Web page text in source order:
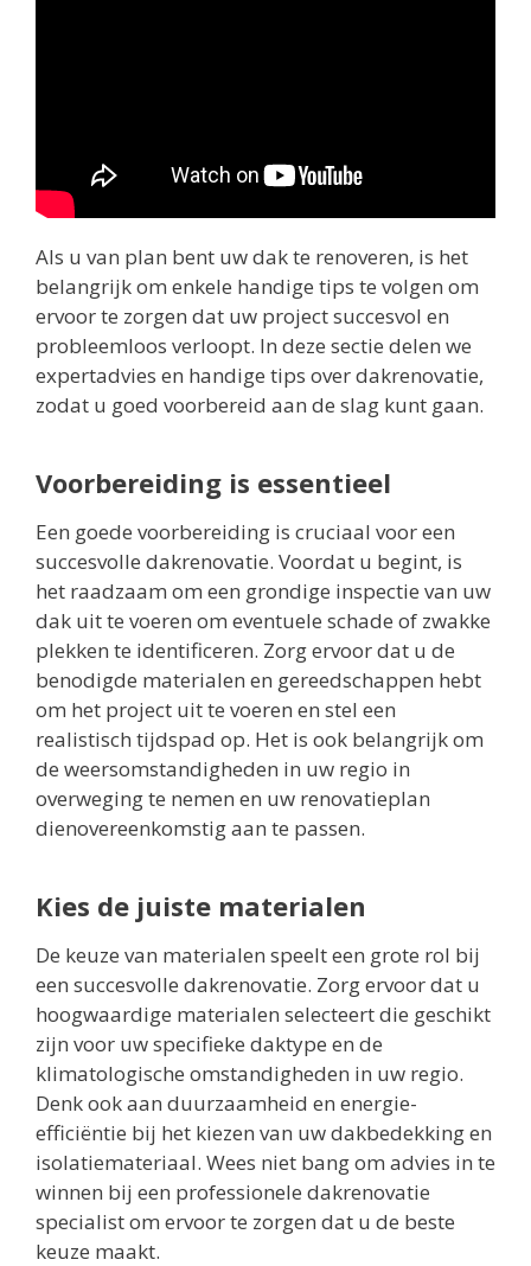
Als u van plan bent uw dak te renoveren, is het
belangrijk om enkele handige tips te volgen om
ervoor te zorgen dat uw project succesvol en
probleemloos verloopt. In deze sectie delen we
expertadvies en handige tips over dakrenovatie,
zodat u goed voorbereid aan de slag kunt gaan.
Voorbereiding is essentieel
Een goede voorbereiding is cruciaal voor een
succesvolle dakrenovatie. Voordat u begint, is
het raadzaam om een grondige inspectie van uw
dak uit te voeren om eventuele schade of zwakke
plekken te identificeren. Zorg ervoor dat u de
benodigde materialen en gereedschappen hebt
om het project uit te voeren en stel een
realistisch tijdspad op. Het is ook belangrijk om
de weersomstandigheden in uw regio in
overweging te nemen en uw renovatieplan
dienovereenkomstig aan te passen.
Kies de juiste materialen
De keuze van materialen speelt een grote rol bij
een succesvolle dakrenovatie. Zorg ervoor dat u
hoogwaardige materialen selecteert die geschikt
zijn voor uw specifieke daktype en de
klimatologische omstandigheden in uw regio.
Denk ook aan duurzaamheid en energie-
efficiëntie bij het kiezen van uw dakbedekking en
isolatiemateriaal. Wees niet bang om advies in te
winnen bij een professionele dakrenovatie
specialist om ervoor te zorgen dat u de beste
keuze maakt.